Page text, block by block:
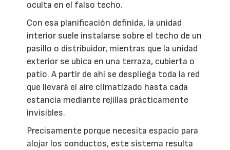
oculta en el falso techo.
Con esa planificación definida, la unidad
interior suele instalarse sobre el techo de un
pasillo o distribuidor, mientras que la unidad
exterior se ubica en una terraza, cubierta o
patio. A partir de ahí se despliega toda la red
que llevará el aire climatizado hasta cada
estancia mediante rejillas prácticamente
invisibles.
Precisamente porque necesita espacio para
alojar los conductos, este sistema resulta